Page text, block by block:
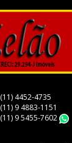
(11) 4452-4735
(11) 9 4883-1151
(11) 9 5455-7602